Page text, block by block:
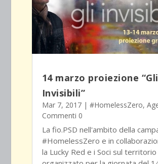
14 marzo proiezione “Gli
Invisibili”
Mar 7, 2017| #HomelessZero,
Commenti 0
La fio.PSD nell'ambito della
#HomelessZero e in
la Lucky Red e i Soci sul territorio